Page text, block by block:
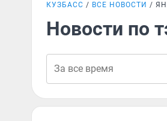
КУЗБАСС ВСЕ НОВОСТИ
Новости по